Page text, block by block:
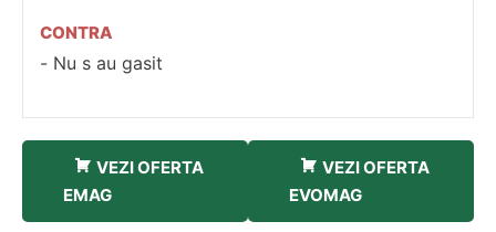
CONTRA
Nu s au gasit
VEZI OFERTA
EMAG
VEZI OFERTA
EVOMAG